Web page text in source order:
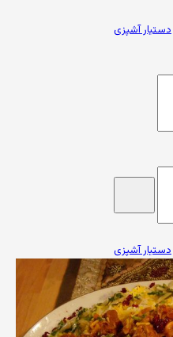
دستیار آشپزی
دستیار آشپزی